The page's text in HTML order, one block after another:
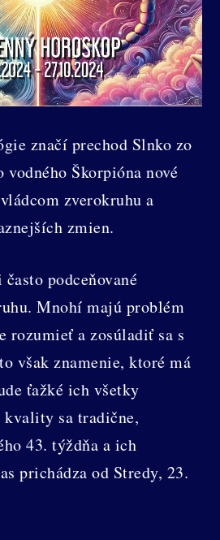
značí prechod Slnko zo
vodného Škorpióna nové
zverokruhu a
zmien.
podceňované
Mnohí majú problém
rozumieť a zosúladiť sa s
však znamenie, ktoré má
ťažké ich všetky
sa tradične,
43. týždňa a ich
prichádza od Stredy, 23.